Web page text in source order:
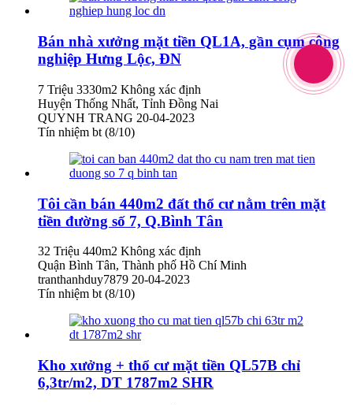
Bán nhà xưởng mặt tiền QL1A, gần cụm công
nghiệp Hưng Lộc, ĐN
7 Triệu 3330m2 Không xác định
Huyện Thống Nhất, Tỉnh Đồng Nai
QUYNH TRANG 20-04-2023
Tín nhiệm bt (8/10)
Tôi cần bán 440m2 đất thổ cư nằm trên mặt
tiền đường số 7, Q.Bình Tân
32 Triệu 440m2 Không xác định
Quận Bình Tân, Thành phố Hồ Chí Minh
tranthanhduy7879 20-04-2023
Tín nhiệm bt (8/10)
Kho xưởng + thổ cư mặt tiền QL57B chỉ
6,3tr/m2, DT 1787m2 SHR